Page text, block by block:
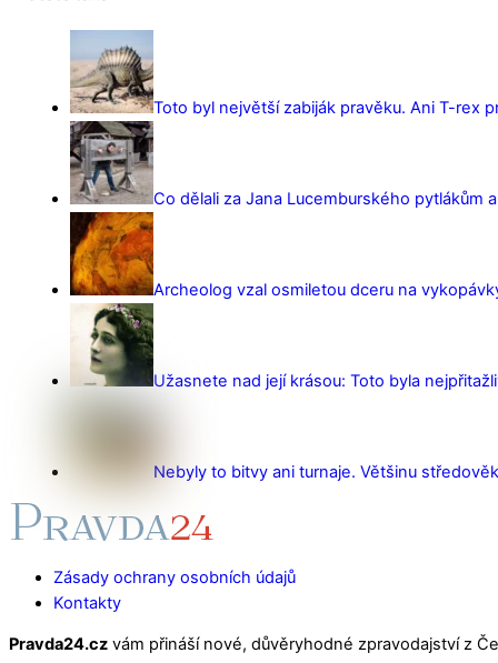
Toto byl největší zabiják pravěku. Ani T-rex
Co dělali za Jana Lucemburského pytlákům
Archeolog vzal osmiletou dceru na
Užasnete nad její krásou: Toto byla
Nebyly to bitvy ani turnaje. Většinu
Zásady ochrany osobních údajů
Kontakty
Pravda24.cz vám přináší nové, důvěryhodné zpravodajství z